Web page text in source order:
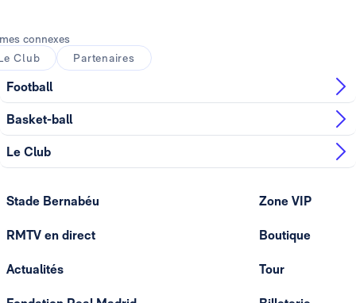
connexes
Club
Partenaires
Football
Basket-ball
Le Club
Stade Bernabéu
RMTV en direct
Actualités
Zone VIP
Boutique
Tour